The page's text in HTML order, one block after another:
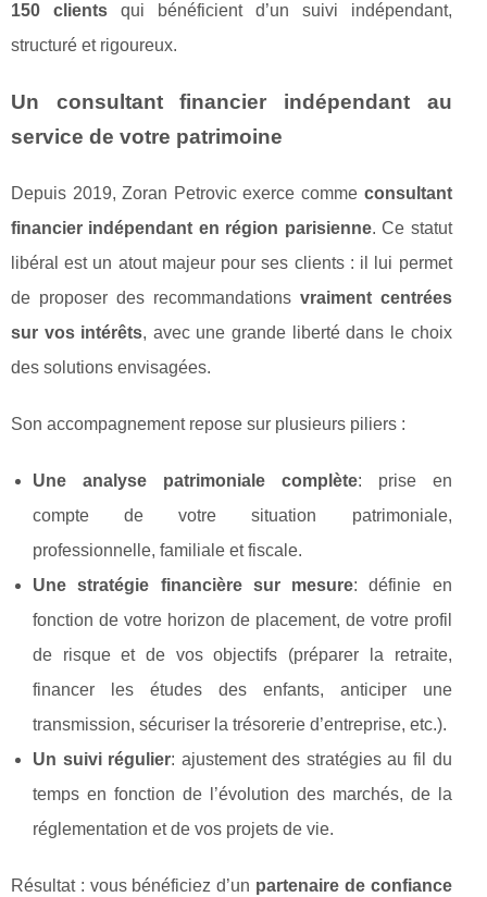
150 clientsqui bénéficient d’un suivi indépendant,
structuré et rigoureux.
Un consultant financier indépendant au
service de votre patrimoine
Depuis 2019, Zoran Petrovic exerce comme consultant
financier indépendant en région parisienne. Ce statut
libéral est un atout majeur pour ses clients : il lui permet
de proposer des recommandations vraiment centrées
sur vos intérêts, avec une grande liberté dans le choix
des solutions envisagées.
Son accompagnement repose sur plusieurs piliers :
Une analyse patrimoniale complète: prise en
compte de votre situation patrimoniale,
professionnelle, familiale et fiscale.
Une stratégie financière sur mesure: définie en
fonction de votre horizon de placement, de votre profil
de risque et de vos objectifs (préparer la retraite,
financer les études des enfants, anticiper une
transmission, sécuriser la trésorerie d’entreprise, etc.).
Un suivi régulier: ajustement des stratégies au fil du
temps en fonction de l’évolution des marchés, de la
réglementation et de vos projets de vie.
Résultat : vous bénéficiez d’un partenaire de confiance